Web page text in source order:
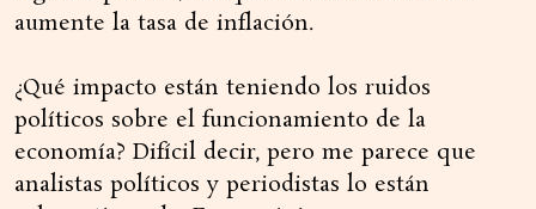
aumente la tasa de inflación.
¿Qué impacto están teniendo los ruidos
políticos sobre el funcionamiento de la
economía? Difícil decir, pero me parece que
analistas políticos y periodistas lo están